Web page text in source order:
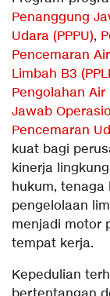
Penanggung
Udara (PPPU),
Pencemaran Air
Limbah B3
Pengolahan Air
Jawab
Pencemaran
kuat bagi
kinerja
hukum,
pengelolaan
menjadi motor
tempat kerja.
Kepedulian